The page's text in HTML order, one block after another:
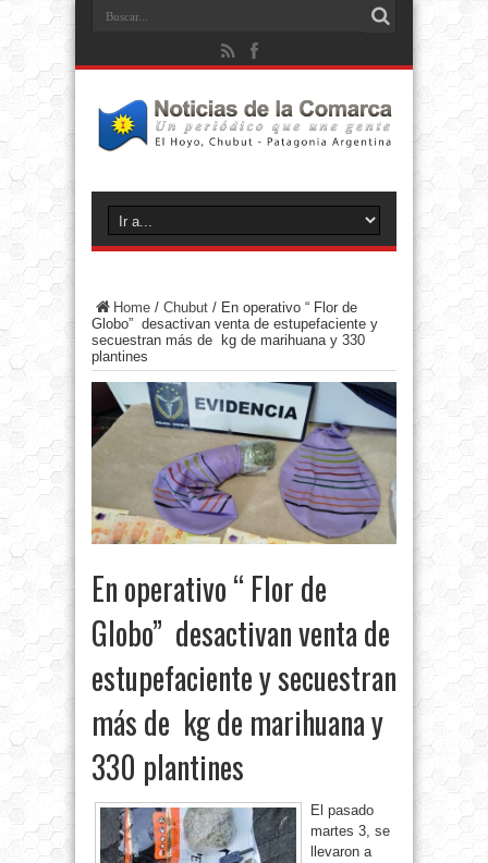
Home / Chubut / En operativo “ Flor de
Globo” desactivan venta de estupefaciente y
secuestran más de kg de marihuana y 330
plantines
En operativo “ Flor de
Globo” desactivan venta de
estupefaciente y secuestran
más de kg de marihuana y
330 plantines
El pasado
martes 3, se
llevaron a